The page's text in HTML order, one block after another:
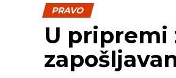
PRAVO
U pripremi